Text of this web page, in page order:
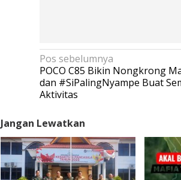
N
a
v
i
s
i
p
o
s
Pos sebelumnya
POCO C85 Bikin Nongkrong
dan #SiPalingNyampe Buat
Aktivitas
Jangan Lewatkan